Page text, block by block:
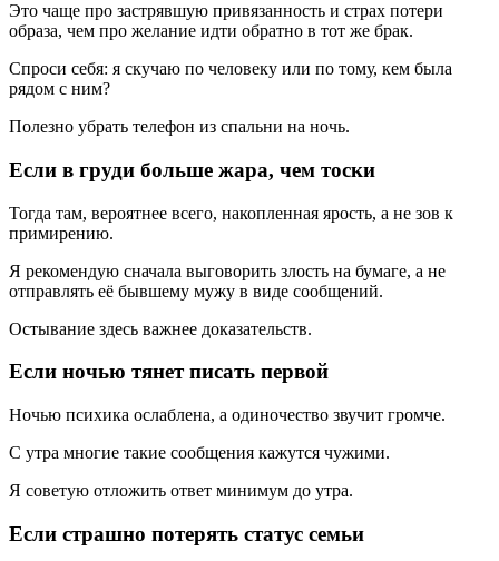
Это чаще про застрявшую привязанность и страх потери
образа, чем про желание идти обратно в тот же брак.
Спроси себя: я скучаю по человеку или по тому, кем была
рядом с ним?
Полезно убрать телефон из спальни на ночь.
Если в груди больше жара, чем тоски
Тогда там, вероятнее всего, накопленная ярость, а не зов к
примирению.
Я рекомендую сначала выговорить злость на бумаге, а не
отправлять её бывшему мужу в виде сообщений.
Остывание здесь важнее доказательств.
Если ночью тянет писать первой
Ночью психика ослаблена, а одиночество звучит громче.
С утра многие такие сообщения кажутся чужими.
Я советую отложить ответ минимум до утра.
Если страшно потерять статус семьи